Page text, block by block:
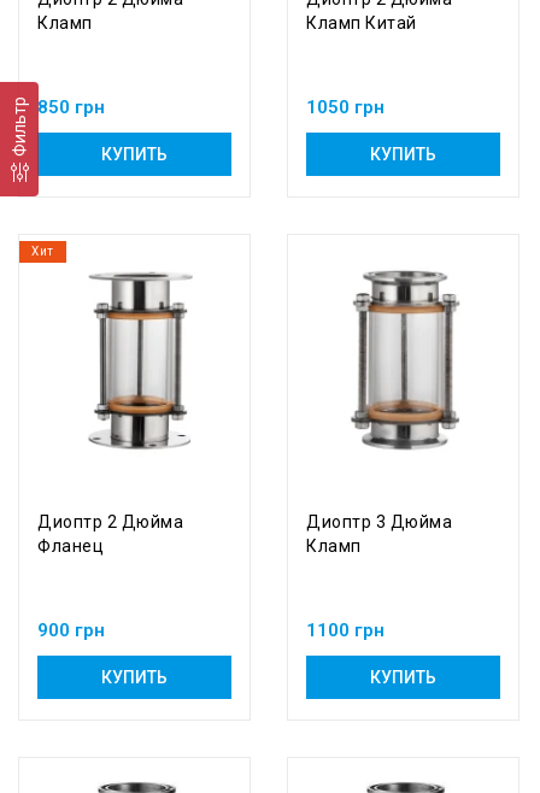
Кламп
850 грн
КУПИТЬ
Кламп Китай
1050 грн
КУПИТЬ
Хит
Диоптр 2 Дюйма
Фланец
900 грн
КУПИТЬ
Диоптр 3 Дюйма
Кламп
1100 грн
КУПИТЬ
Фильтр